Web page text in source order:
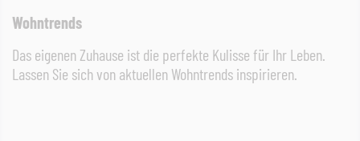
Wohntrends
Das eigenen Zuhause ist die perfekte Kulisse für Ihr Leben.
Lassen Sie sich von aktuellen Wohntrends inspirieren.